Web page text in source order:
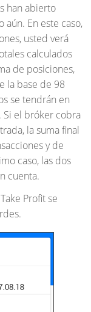
han abierto
aún. En este caso,
usted verá
calculados
de posiciones,
la base de 98
se tendrán en
Si el bróker cobra
la suma final
y de
caso, las dos
cuenta.
Profit se